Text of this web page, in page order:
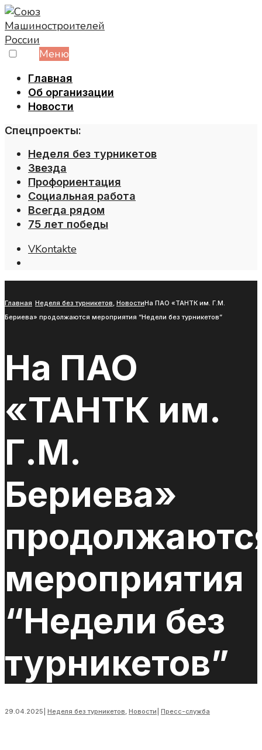
Skip
to
content
Меню
Главная
Об организации
Новости
Спецпроекты:
Неделя без турникетов
Звезда
Профориентация
Социальная работа
Всегда рядом
75 лет победы
VKontakte
Главная Неделя без турникетов, НовостиНа ПАО «ТАНТК им. Г.М.
Бериева» продолжаются мероприятия “Недели без турникетов”
На ПАО
«ТАНТК им.
Г.М.
Бериева»
мероприятия
“Недели без
турникетов”
29.04.2025 Неделя без турникетов, Новости Пресс-служба